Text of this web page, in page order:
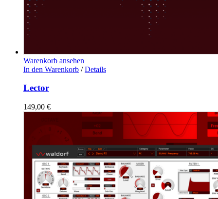
Warenkorb ansehen
In den Warenkorb / Details
Lector
149,00 €